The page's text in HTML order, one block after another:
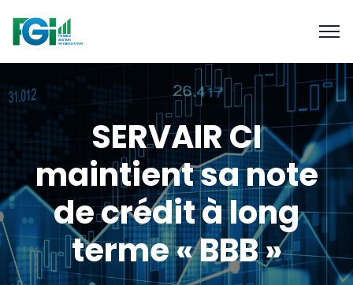
SERVAIR CI
maintient sa note
de crédit à long
terme « BBB »